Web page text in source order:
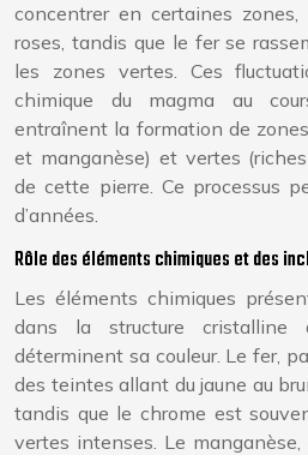
concentrer en certaines
roses, tandis que le fer se
les zones vertes. Ces
chimique du magma au
entraînent la formation de
et manganèse) et vertes
de cette pierre. Ce processus
d’années.
Rôle des éléments chimiques et des
Les éléments chimiques
dans la structure cristalline
déterminent sa couleur. Le fer,
des teintes allant du jaune au
tandis que le chrome est
vertes intenses. Le